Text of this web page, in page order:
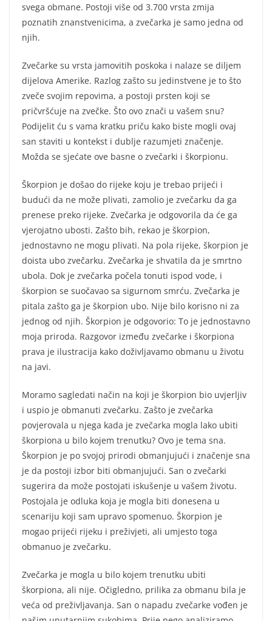
svega obmane. Postoji više od 3.700 vrsta zmija
poznatih znanstvenicima, a zvečarka je samo jedna od
njih.
Zvečarke su vrsta jamovitih poskoka i nalaze se diljem
dijelova Amerike. Razlog zašto su jedinstvene je to što
zveče svojim repovima, a postoji prsten koji se
pričvršćuje na zvečke. Što ovo znači u vašem snu?
Podijelit ću s vama kratku priču kako biste mogli ovaj
san staviti u kontekst i dublje razumjeti značenje.
Možda se sjećate ove basne o zvečarki i škorpionu.
Škorpion je došao do rijeke koju je trebao prijeći i
budući da ne može plivati, zamolio je zvečarku da ga
prenese preko rijeke. Zvečarka je odgovorila da će ga
vjerojatno ubosti. Zašto bih, rekao je škorpion,
jednostavno ne mogu plivati. Na pola rijeke, škorpion je
doista ubo zvečarku. Zvečarka je shvatila da je smrtno
ubola. Dok je zvečarka počela tonuti ispod vode, i
škorpion se suočavao sa sigurnom smrću. Zvečarka je
pitala zašto ga je škorpion ubo. Nije bilo korisno ni za
jednog od njih. Škorpion je odgovorio: To je jednostavno
moja priroda. Razgovor između zvečarke i škorpiona
prava je ilustracija kako doživljavamo obmanu u životu
na javi.
Moramo sagledati način na koji je škorpion bio uvjerljiv
i uspio je obmanuti zvečarku. Zašto je zvečarka
povjerovala u njega kada je zvečarka mogla lako ubiti
škorpiona u bilo kojem trenutku? Ovo je tema sna.
Škorpion je po svojoj prirodi obmanjujući i značenje sna
je da postoji izbor biti obmanjujući. San o zvečarki
sugerira da može postojati iskušenje u vašem životu.
Postojala je odluka koja je mogla biti donesena u
scenariju koji sam upravo spomenuo. Škorpion je
mogao prijeći rijeku i preživjeti, ali umjesto toga
obmanuo je zvečarku.
Zvečarka je mogla u bilo kojem trenutku ubiti
škorpiona, ali nije. Očigledno, prilika za obmanu bila je
veća od preživljavanja. San o napadu zvečarke vođen je